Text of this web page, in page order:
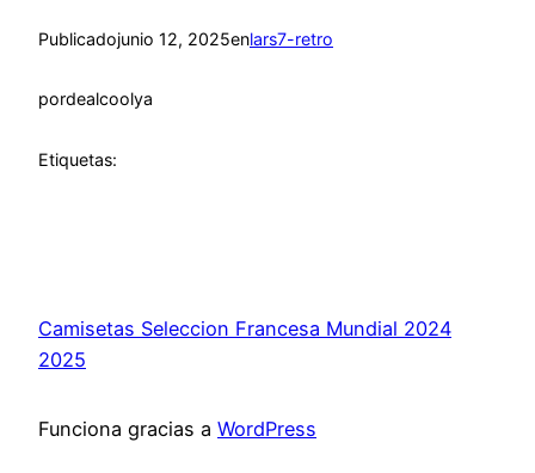
Publicadojunio 12, 2025enlars7-retro
pordealcoolya
Etiquetas:
Camisetas Seleccion Francesa Mundial 2024
2025
Funciona gracias a WordPress